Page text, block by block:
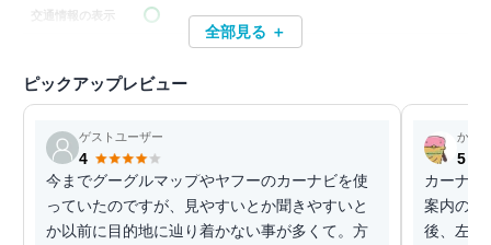
交通情報の表示
全部見る ＋
ピックアップレビュー
ゲストユーザー
4
今までグーグルマップやヤフーのカーナビを使
っていたのですが、見やすいとか聞きやすいと
か以前に目的地に辿り着かない事が多くて。方
かぷ
5
カーナビ
案内のわ
後、左の